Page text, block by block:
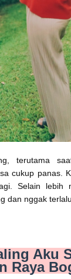
terutama
cukup panas.
Selain lebih
dan nggak
Aku
Raya